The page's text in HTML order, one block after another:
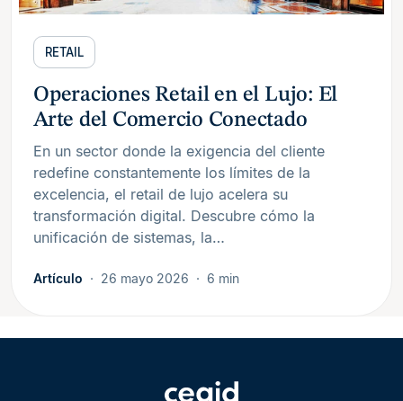
RETAIL
Operaciones Retail en el Lujo: El
Arte del Comercio Conectado
En un sector donde la exigencia del cliente
redefine constantemente los límites de la
excelencia, el retail de lujo acelera su
transformación digital. Descubre cómo la
unificación de sistemas, la…
Artículo 26 mayo 2026 6 min